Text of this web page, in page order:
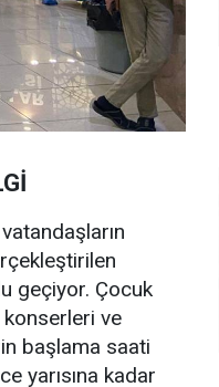
geçiyor. Çocuk
konserleri ve
başlama saati
yarısına kadar